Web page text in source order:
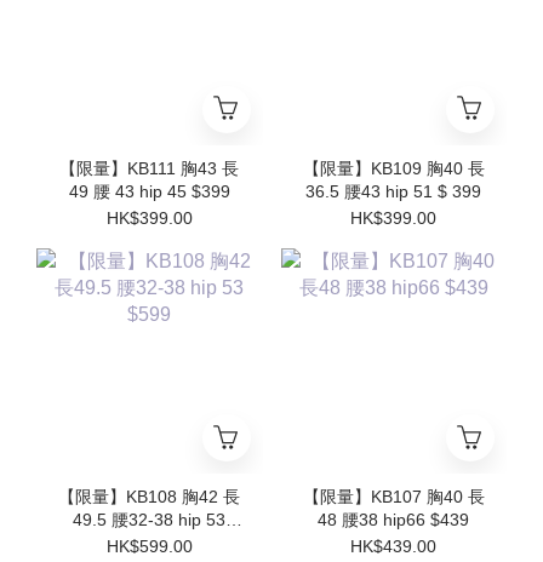
【限量】KB111 胸43 長
49 腰 43 hip 45 $399
HK$399.00
【限量】KB109 胸40 長
36.5 腰43 hip 51 $ 399
HK$399.00
【限量】KB108 胸42 長
49.5 腰32-38 hip 53
$599
HK$599.00
【限量】KB107 胸40 長
48 腰38 hip66 $439
HK$439.00